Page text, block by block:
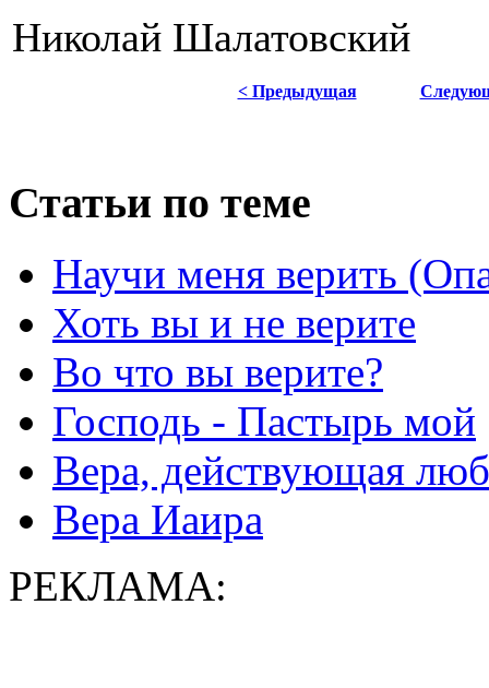
Николай Шалатовский
< Предыдущая
Статьи по теме
Научи меня верить
Хоть вы и не верите
Во что вы верите?
Господь - Пастырь мой
Вера, действующая
Вера Иаира
РЕКЛАМА: